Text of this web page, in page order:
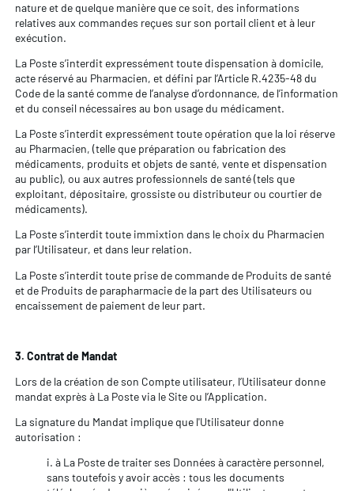
nature et de quelque manière que ce soit, des informations
relatives aux commandes reçues sur son portail client et à leur
exécution.
La Poste s’interdit expressément toute dispensation à domicile,
acte réservé au Pharmacien, et défini par l’Article R.4235-48 du
Code de la santé comme de l’analyse d’ordonnance, de l’information
et du conseil nécessaires au bon usage du médicament.
La Poste s’interdit expressément toute opération que la loi réserve
au Pharmacien, (telle que préparation ou fabrication des
médicaments, produits et objets de santé, vente et dispensation
au public), ou aux autres professionnels de santé (tels que
exploitant, dépositaire, grossiste ou distributeur ou courtier de
médicaments).
La Poste s’interdit toute immixtion dans le choix du Pharmacien
par l’Utilisateur, et dans leur relation.
La Poste s’interdit toute prise de commande de Produits de santé
et de Produits de parapharmacie de la part des Utilisateurs ou
encaissement de paiement de leur part.
3. Contrat de Mandat
Lors de la création de son Compte utilisateur, l’Utilisateur donne
mandat exprès à La Poste via le Site ou l’Application.
La signature du Mandat implique que l'Utilisateur donne
autorisation :
i. à La Poste de traiter ses Données à caractère personnel,
sans toutefois y avoir accès : tous les documents